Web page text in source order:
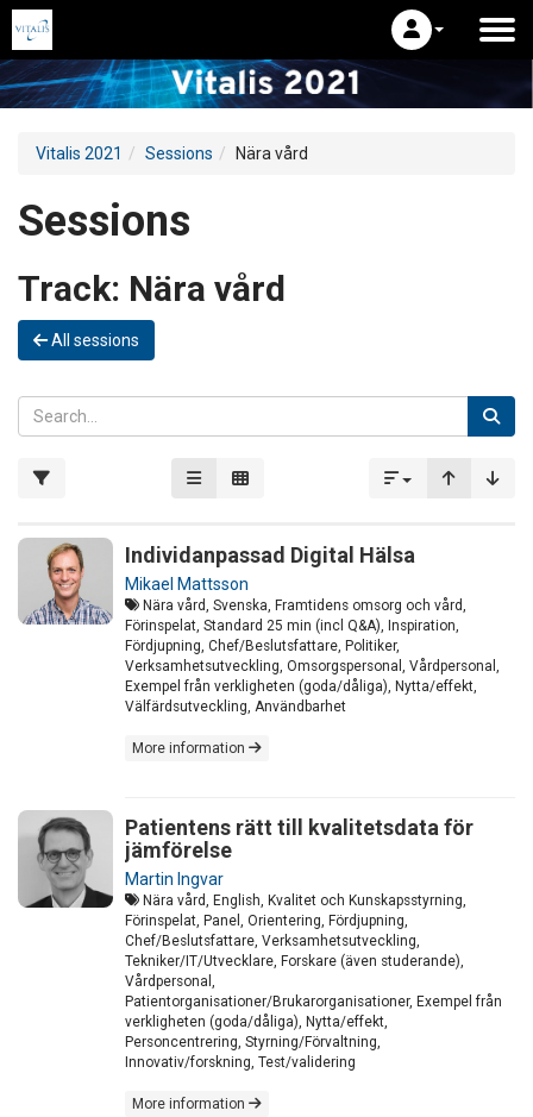
Vitalis 2021 Sessions Nära vård
Sessions
Track: Nära vård
All sessions
Individanpassad Digital Hälsa
Mikael Mattsson
Nära vård, Svenska, Framtidens omsorg och vård,
Förinspelat, Standard 25 min (incl Q&A), Inspiration,
Fördjupning, Chef/Beslutsfattare, Politiker,
Verksamhetsutveckling, Omsorgspersonal, Vårdpersonal,
Exempel från verkligheten (goda/dåliga), Nytta/effekt,
Välfärdsutveckling, Användbarhet
More information
Patientens rätt till kvalitetsdata för
jämförelse
Martin Ingvar
Nära vård, English, Kvalitet och Kunskapsstyrning,
Förinspelat, Panel, Orientering, Fördjupning,
Chef/Beslutsfattare, Verksamhetsutveckling,
Tekniker/IT/Utvecklare, Forskare (även studerande),
Vårdpersonal,
Patientorganisationer/Brukarorganisationer, Exempel från
verkligheten (goda/dåliga), Nytta/effekt,
Personcentrering, Styrning/Förvaltning,
Innovativ/forskning, Test/validering
More information